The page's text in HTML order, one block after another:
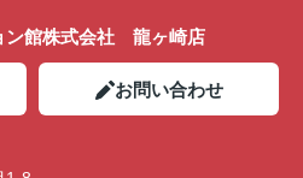
ン館株式会社 龍ヶ崎店
お問い合わせ